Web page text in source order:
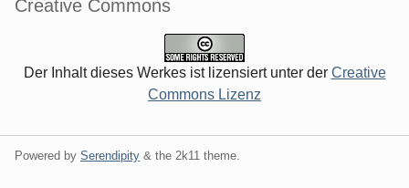
Creative Commons
Der Inhalt dieses Werkes ist lizensiert unter der Creative
Commons Lizenz
Powered by Serendipity & the 2k11 theme.